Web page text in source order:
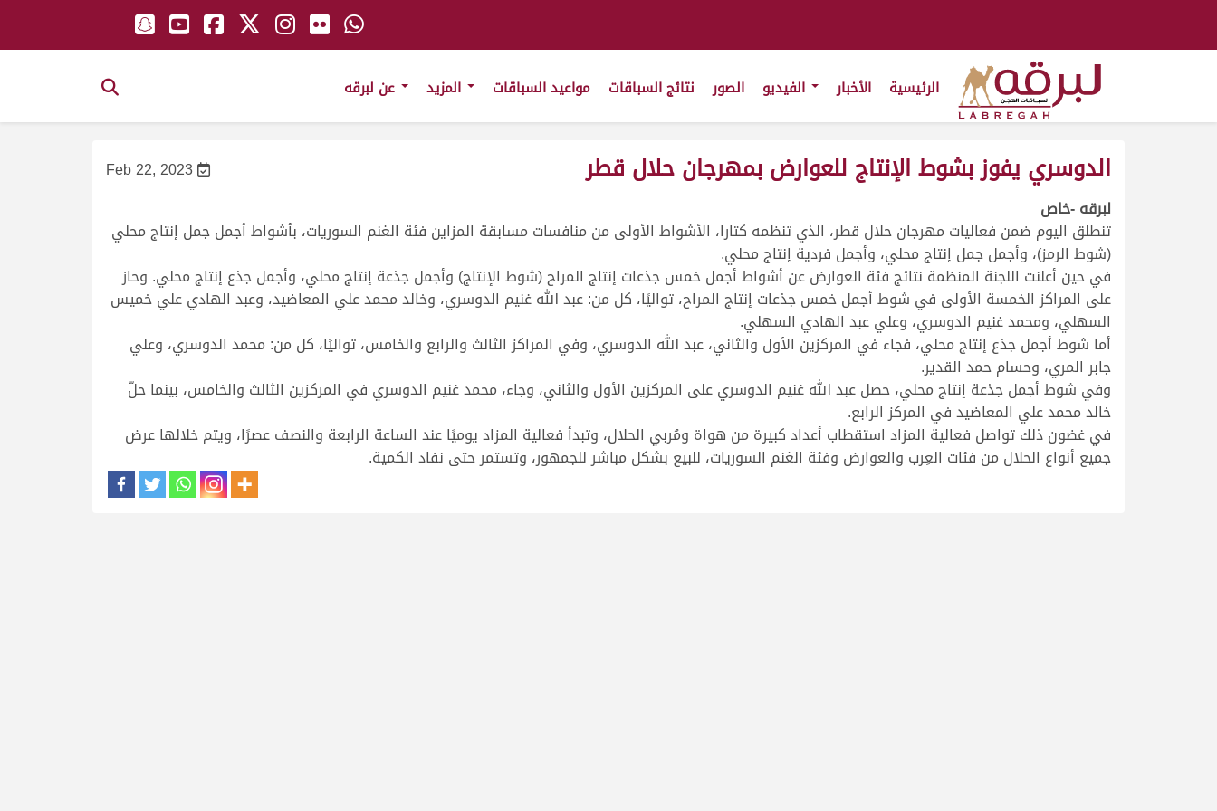
الرئيسية الأخبار الصور نتائج السباقات مواعيد السباقات
Feb 22, 2023 الدوسري يفوز بشوط الإنتاج للعوارض بمهرجان حلال قطر
لبرقه -خاص
تنطلق اليوم ضمن فعاليات مهرجان حلال قطر، الذي تنظمه كتارا، الأشواط الأولى من منافسات مسابقة المزاين فئة الغنم السوريات، بأشواط أجمل جمل إنتاج محلي
(شوط الرمز)، وأجمل جمل إنتاج محلي، وأجمل فردية إنتاج محلي.
في حين أعلنت اللجنة المنظمة نتائج فئة العوارض عن أشواط أجمل خمس جذعات إنتاج المراح (شوط الإنتاج) وأجمل جذعة إنتاج محلي، وأجمل جذع إنتاج محلي. وحاز
على المراكز الخمسة الأولى في شوط أجمل خمس جذعات إنتاج المراح، تواليًا، كل من: عبد الله غنيم الدوسري، وخالد محمد علي المعاضيد، وعبد الهادي علي خميس
السهلي، ومحمد غنيم الدوسري، وعلي عبد الهادي السهلي.
أما شوط أجمل جذع إنتاج محلي، فجاء في المركزين الأول والثاني، عبد الله الدوسري، وفي المراكز الثالث والرابع والخامس، تواليًا، كل من: محمد الدوسري، وعلي
جابر المري، وحسام حمد القدير.
وفي شوط أجمل جذعة إنتاج محلي، حصل عبد الله غنيم الدوسري على المركزين الأول والثاني، وجاء، محمد غنيم الدوسري في المركزين الثالث والخامس، بينما حلّ
خالد محمد علي المعاضيد في المركز الرابع.
في غضون ذلك تواصل فعالية المزاد استقطاب أعداد كبيرة من هواة ومُربي الحلال، وتبدأ فعالية المزاد يوميًا عند الساعة الرابعة والنصف عصرًا، ويتم خلالها عرض
جميع أنواع الحلال من فئات العِرب والعوارض وفئة الغنم السوريات، للبيع بشكل مباشر للجمهور، وتستمر حتى نفاد الكمية.